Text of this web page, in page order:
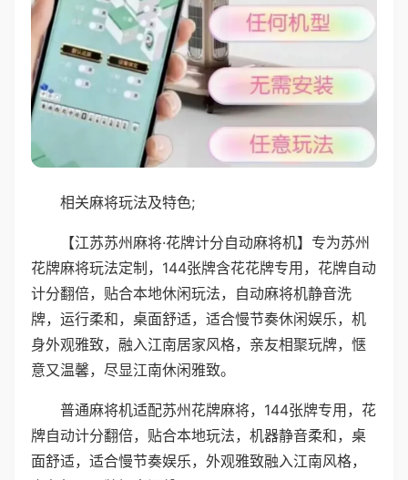
相关麻将玩法及特色;
【江苏苏州麻将·花牌计分自动麻将机】专为苏州
花牌麻将玩法定制，144张牌含花花牌专用，花牌自动
计分翻倍，贴合本地休闲玩法，自动麻将机静音洗
牌，运行柔和，桌面舒适，适合慢节奏休闲娱乐，机
身外观雅致，融入江南居家风格，亲友相聚玩牌，惬
意又温馨，尽显江南休闲雅致。
普通麻将机适配苏州花牌麻将，144张牌专用，花
牌自动计分翻倍，贴合本地玩法，机器静音柔和，桌
面舒适，适合慢节奏娱乐，外观雅致融入江南风格，